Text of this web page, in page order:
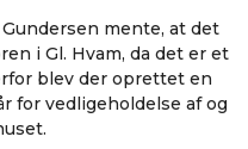
mente, at det
i Gl. Hvam, da det er et
blev der oprettet en
for vedligeholdelse af og